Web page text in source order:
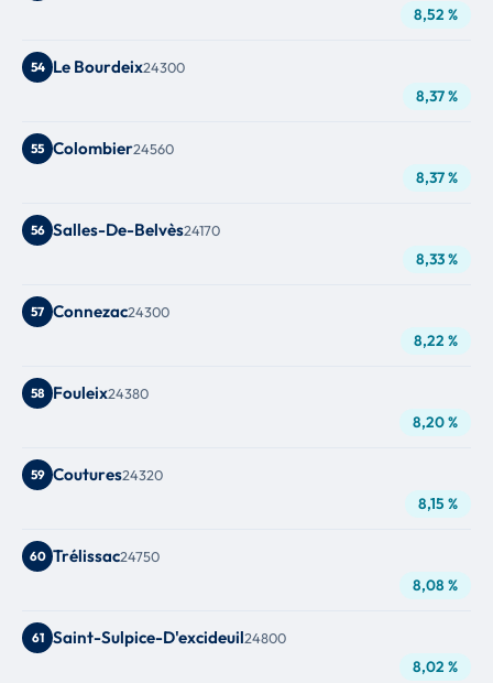
8,52 %
54 Le Bourdeix24300
8,37 %
55 Colombier24560
8,37 %
56 Salles-De-Belvès24170
8,33 %
57 Connezac24300
8,22 %
58 Fouleix24380
8,20 %
59 Coutures24320
8,15 %
60 Trélissac24750
8,08 %
61 Saint-Sulpice-D'excideuil24800
8,02 %